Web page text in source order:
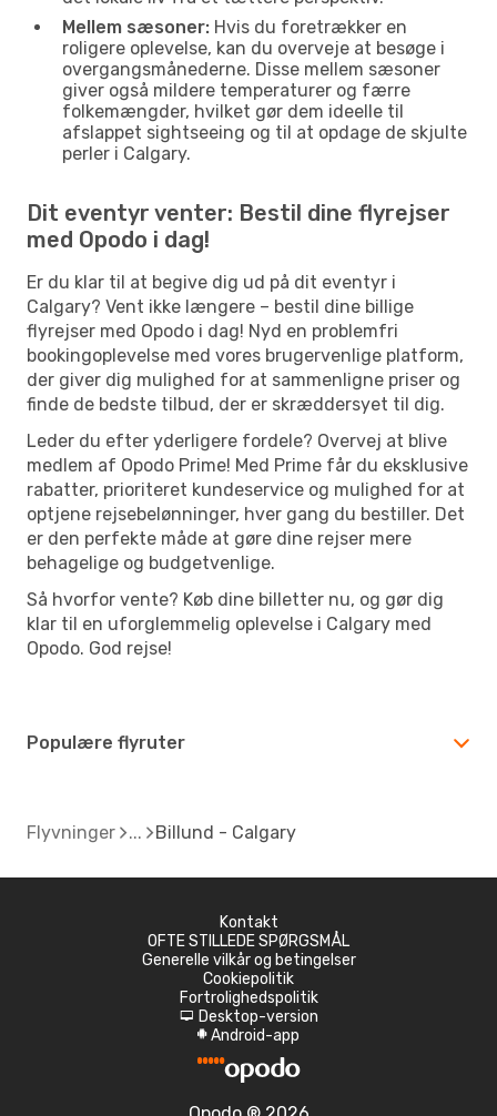
Mellem sæsoner: Hvis du foretrækker en
roligere oplevelse, kan du overveje at besøge i
overgangsmånederne. Disse mellem sæsoner
giver også mildere temperaturer og færre
folkemængder, hvilket gør dem ideelle til
afslappet sightseeing og til at opdage de skjulte
perler i Calgary.
Dit eventyr venter: Bestil dine flyrejser
med Opodo i dag!
Er du klar til at begive dig ud på dit eventyr i
Calgary? Vent ikke længere – bestil dine billige
flyrejser med Opodo i dag! Nyd en problemfri
bookingoplevelse med vores brugervenlige platform,
der giver dig mulighed for at sammenligne priser og
finde de bedste tilbud, der er skræddersyet til dig.
Leder du efter yderligere fordele? Overvej at blive
medlem af Opodo Prime! Med Prime får du eksklusive
rabatter, prioriteret kundeservice og mulighed for at
optjene rejsebelønninger, hver gang du bestiller. Det
er den perfekte måde at gøre dine rejser mere
behagelige og budgetvenlige.
Så hvorfor vente? Køb dine billetter nu, og gør dig
klar til en uforglemmelig oplevelse i Calgary med
Opodo. God rejse!
Populære flyruter
Flyvninger Billund - Calgary
Kontakt
OFTE STILLEDE SPØRGSMÅL
Generelle vilkår og betingelser
Cookiepolitik
Fortrolighedspolitik
d Desktop-version
A Android-app